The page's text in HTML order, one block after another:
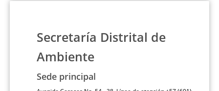
Secretaría Distrital de
Ambiente
Sede principal